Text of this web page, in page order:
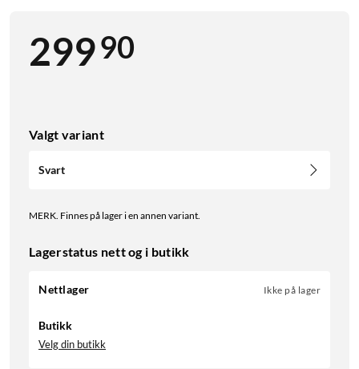
29990
Valgt variant
Svart
MERK. Finnes på lager i en annen variant.
Lagerstatus nett og i butikk
Nettlager Ikke på lager
Butikk
Velg din butikk